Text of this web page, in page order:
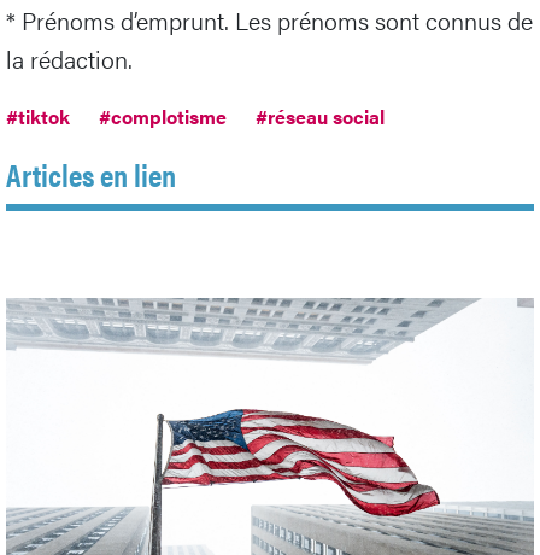
* Prénoms d’emprunt. Les prénoms sont connus de
la rédaction.
#tiktok #complotisme #réseau social
Articles en lien